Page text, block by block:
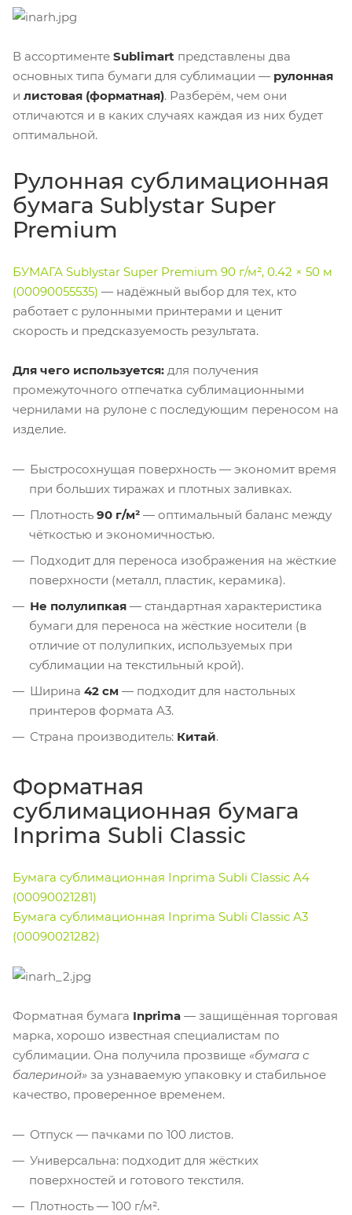
В ассортименте Sublimart представлены два
основных типа бумаги для сублимации — рулонная
и листовая (форматная). Разберём, чем они
отличаются и в каких случаях каждая из них будет
оптимальной.
Рулонная сублимационная
бумага Sublystar Super
Premium
БУМАГА Sublystar Super Premium 90 г/м², 0.42 × 50 м
(00090055535) — надёжный выбор для тех, кто
работает с рулонными принтерами и ценит
скорость и предсказуемость результата.
Для чего используется: для получения
промежуточного отпечатка сублимационными
чернилами на рулоне с последующим переносом на
изделие.
Быстросохнущая поверхность — экономит время
при больших тиражах и плотных заливках.
Плотность 90 г/м² — оптимальный баланс между
чёткостью и экономичностью.
Подходит для переноса изображения на жёсткие
поверхности (металл, пластик, керамика).
Не полулипкая — стандартная характеристика
бумаги для переноса на жёсткие носители (в
отличие от полулипких, используемых при
сублимации на текстильный крой).
Ширина 42 см — подходит для настольных
принтеров формата A3.
Страна производитель: Китай.
Форматная
сублимационная бумага
Inprima Subli Classic
Бумага сублимационная Inprima Subli Classic A4
(00090021281)
Бумага сублимационная Inprima Subli Classic A3
(00090021282)
Форматная бумага Inprima — защищённая торговая
марка, хорошо известная специалистам по
сублимации. Она получила прозвище «бумага с
балериной» за узнаваемую упаковку и стабильное
качество, проверенное временем.
Отпуск — пачками по 100 листов.
Универсальна: подходит для жёстких
поверхностей и готового текстиля.
Плотность — 100 г/м².